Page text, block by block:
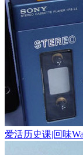
爱活历史课|回味